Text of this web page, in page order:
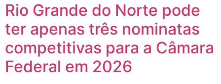
Rio Grande do Norte pode
ter apenas três nominatas
competitivas para a Câmara
Federal em 2026